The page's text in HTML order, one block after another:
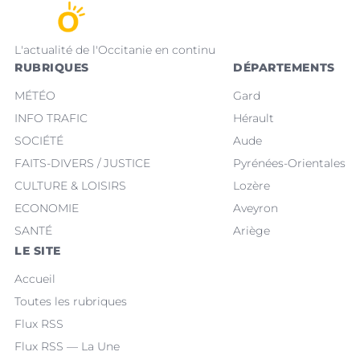
L'actualité de l'Occitanie en continu
RUBRIQUES
MÉTÉO
INFO TRAFIC
SOCIÉTÉ
FAITS-DIVERS / JUSTICE
CULTURE & LOISIRS
ECONOMIE
SANTÉ
DÉPARTEMENTS
Gard
Hérault
Aude
Pyrénées-Orientales
Lozère
Aveyron
Ariège
LE SITE
Accueil
Toutes les rubriques
Flux RSS
Flux RSS — La Une